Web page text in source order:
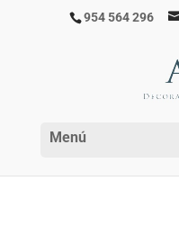
954 564 296